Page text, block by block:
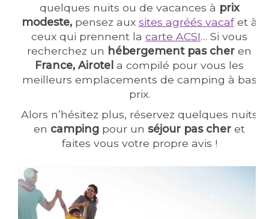
quelques nuits ou de vacances à prix
modeste,pensez aux sites agréés vacafet à
ceux qui prennent lacarte ACSI… Si vous
recherchez un hébergement pas cher en
France, Airotel a compilé pour vous les
meilleurs emplacements de camping à bas
prix.
Alors n’hésitez plus, réservez quelques nuits
en camping pour unséjour pas cher et
faites vous votre propre avis !